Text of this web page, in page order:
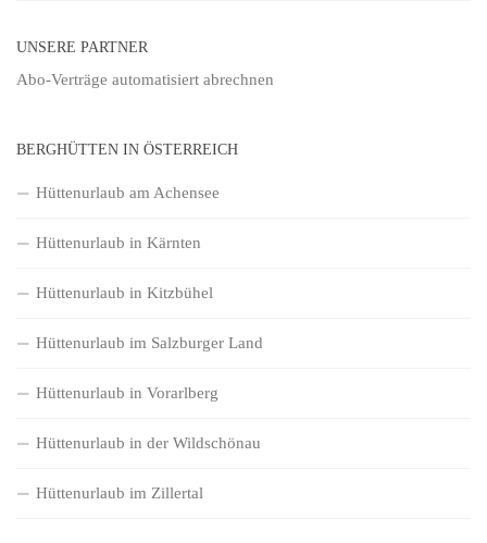
UNSERE PARTNER
Abo-Verträge automatisiert abrechnen
BERGHÜTTEN IN ÖSTERREICH
Hüttenurlaub am Achensee
Hüttenurlaub in Kärnten
Hüttenurlaub in Kitzbühel
Hüttenurlaub im Salzburger Land
Hüttenurlaub in Vorarlberg
Hüttenurlaub in der Wildschönau
Hüttenurlaub im Zillertal